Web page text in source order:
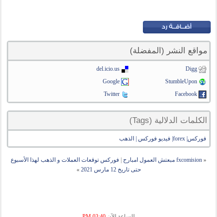
مواقع النشر (المفضلة)
Digg
del.icio.us
StumbleUpon
Google
Facebook
Twitter
الكلمات الدلالية (Tags)
فوركس| forex| فيديو فوركس | الذهب
« fxcomision مبعتش العمول امبارح
فوركس توقعات العملات و الذهب لهذا الأسبوع
حتى تاريخ 12 مارس 2021
»